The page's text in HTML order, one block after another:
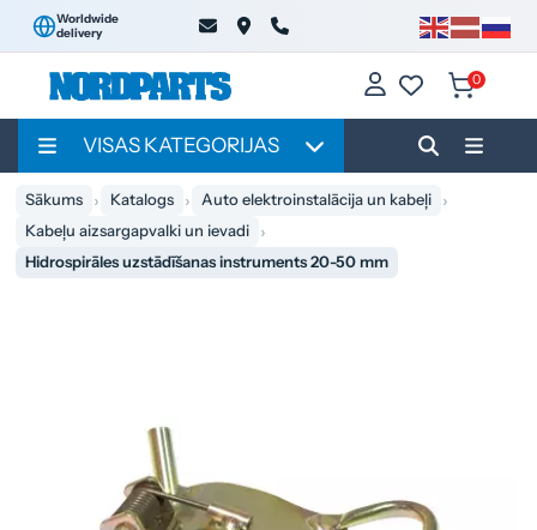
Worldwide
delivery
0
VISAS KATEGORIJAS
Sākums Katalogs
Auto elektroinstalācija un kabeļi
Kabeļu aizsargapvalki un ievadi
Hidrospirāles uzstādīšanas instruments 20-50 mm